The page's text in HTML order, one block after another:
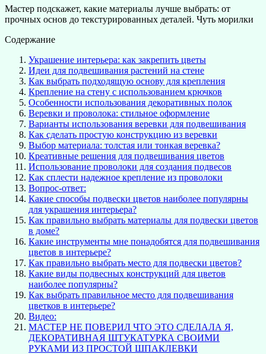
Мастер подскажет, какие материалы лучше выбрать: от
прочных основ до текстурированных деталей. Чуть морилки
Содержание
Украшение интерьера: как закрепить цветы
Идеи для подвешивания растений на стене
Как выбрать подходящую основу для крепления
Крепление на стену с использованием крючков
Особенности использования декоративных полок
Веревки и проволока: стильное оформление
Варианты использования веревки для подвешивания
Как сделать простую конструкцию из веревки
Выбор материала: толстая или тонкая веревка?
Креативные решения для подвешивания цветов
Использование проволоки для создания подвесов
Как сплести надежное крепление из проволоки
Вопрос-ответ:
Какие способы подвески цветов наиболее популярны
для украшения интерьера?
Как правильно выбрать материалы для подвески цветов
в доме?
Какие инструменты мне понадобятся для подвешивания
цветов в интерьере?
Как правильно выбрать место для подвески цветов?
Какие виды подвесных конструкций для цветов
наиболее популярны?
Как выбрать правильное место для подвешивания
цветков в интерьере?
Видео:
МАСТЕР НЕ ПОВЕРИЛ ЧТО ЭТО СДЕЛАЛА Я,
ДЕКОРАТИВНАЯ ШТУКАТУРКА СВОИМИ
РУКАМИ ИЗ ПРОСТОЙ ШПАКЛЕВКИ